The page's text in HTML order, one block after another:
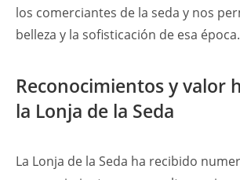
los comerciantes de la seda y nos
belleza y la sofisticación de esa época.
Reconocimientos y valor
la Lonja de la Seda
La Lonja de la Seda ha recibido